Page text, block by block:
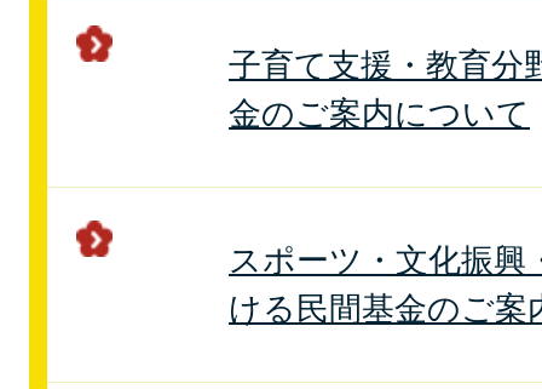
子育て支援・教育分
金のご案内について
スポーツ・文化振興
ける民間基金のご案